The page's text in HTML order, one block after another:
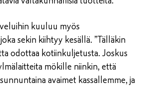
kuuluu myös
sekin kiihtyy kesällä. ”Tälläkin
odottaa kotiinkuljetusta. Joskus
mökille niinkin, että
avaimet kassallemme, ja